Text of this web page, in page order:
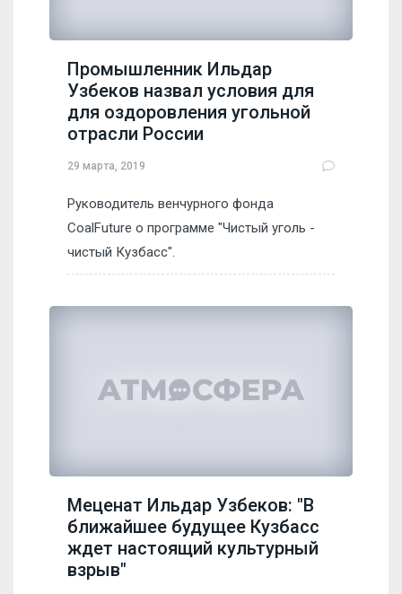
Промышленник Ильдар
Узбеков назвал условия для
для оздоровления угольной
отрасли России
29 марта, 2019
Руководитель венчурного фонда
CoalFuture о программе "Чистый уголь -
чистый Кузбасс".
Меценат Ильдар Узбеков: "В
ближайшее будущее Кузбасс
ждет настоящий культурный
взрыв"